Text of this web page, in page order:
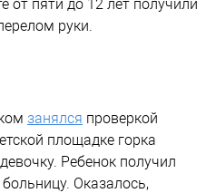
от пяти до 12 лет получили
руки.
занялся проверкой
площадке горка
Ребенок получил
Оказалось,